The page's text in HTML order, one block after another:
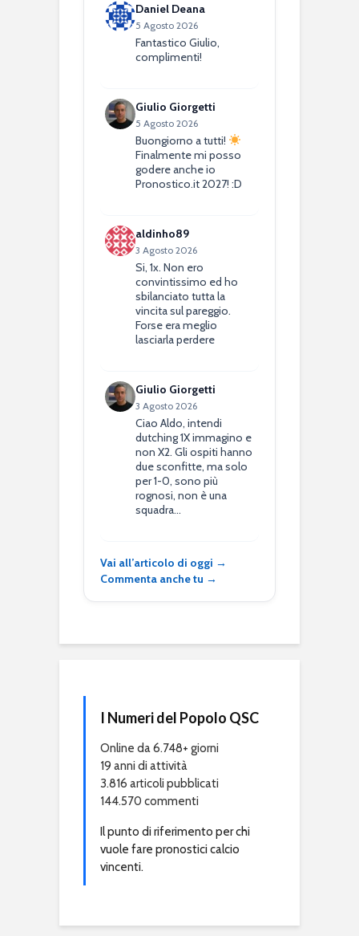
Daniel Deana
5 Agosto 2026
Fantastico Giulio,
complimenti!
Giulio Giorgetti
5 Agosto 2026
Buongiorno a tutti!
Finalmente mi posso
godere anche io
Pronostico.it 2027! :D
aldinho89
3 Agosto 2026
Si, 1x. Non ero
convintissimo ed ho
sbilanciato tutta la
vincita sul pareggio.
Forse era meglio
lasciarla perdere
Giulio Giorgetti
3 Agosto 2026
Ciao Aldo, intendi
dutching 1X immagino e
non X2. Gli ospiti hanno
due sconfitte, ma solo
per 1-0, sono più
rognosi, non è una
squadra…
Vai all’articolo di oggi →
Commenta anche tu →
I Numeri del Popolo QSC
Online da 6.748+ giorni
19 anni di attività
3.816 articoli pubblicati
144.570 commenti
Il punto di riferimento per chi
vuole fare pronostici calcio
vincenti.